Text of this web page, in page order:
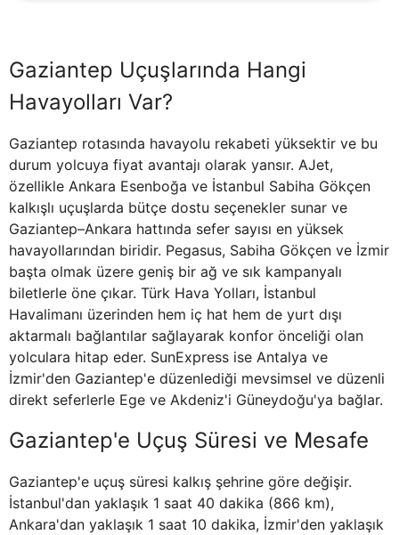
Gaziantep Uçuşlarında Hangi
Havayolları Var?
Gaziantep rotasında havayolu rekabeti yüksektir ve bu
durum yolcuya fiyat avantajı olarak yansır. AJet,
özellikle Ankara Esenboğa ve İstanbul Sabiha Gökçen
kalkışlı uçuşlarda bütçe dostu seçenekler sunar ve
Gaziantep–Ankara hattında sefer sayısı en yüksek
havayollarından biridir. Pegasus, Sabiha Gökçen ve İzmir
başta olmak üzere geniş bir ağ ve sık kampanyalı
biletlerle öne çıkar. Türk Hava Yolları, İstanbul
Havalimanı üzerinden hem iç hat hem de yurt dışı
aktarmalı bağlantılar sağlayarak konfor önceliği olan
yolculara hitap eder. SunExpress ise Antalya ve
İzmir'den Gaziantep'e düzenlediği mevsimsel ve düzenli
direkt seferlerle Ege ve Akdeniz'i Güneydoğu'ya bağlar.
Gaziantep'e Uçuş Süresi ve Mesafe
Gaziantep'e uçuş süresi kalkış şehrine göre değişir.
İstanbul'dan yaklaşık 1 saat 40 dakika (866 km),
Ankara'dan yaklaşık 1 saat 10 dakika, İzmir'den yaklaşık